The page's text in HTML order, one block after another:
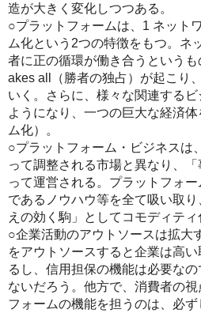
造が大きく変化しつつある。
○プラットフォームは、1 ネット
ム化という2つの特徴をもつ。ネ
者に正の循環が働き合うという
akes all（勝者の独占）が起こり
いく。さらに、様々な関連する
ようになり、一つの巨大な経済
ム化）。
○プラットフォーム・ビジネスは
って調整される市場と異なり、
って運営される。プラットフォ
であるノウハウ等を全て吸い取
えの効く駒」としてコモディティ
○企業活動のアウトソースは拡大
をアウトソースすると企業は高
るし、信用担保の機能は必要な
ないだろう。他方で、消費者の
フォームの機能を担うのは、必